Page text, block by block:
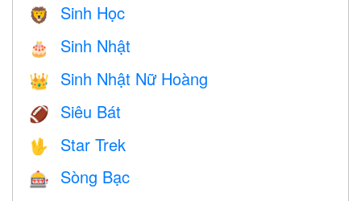
🦁 Sinh Học
🎂 Sinh Nhật
👑 Sinh Nhật Nữ Hoàng
🏈 Siêu Bát
🖖 Star Trek
🎰 Sòng Bạc